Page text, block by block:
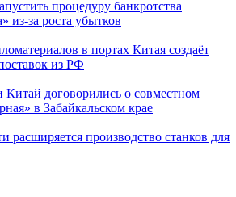
процедуру банкротства
из-за роста убытков
в портах Китая создаёт
из РФ
Китай договорились о совместном
в Забайкальском крае
расширяется производство станков для